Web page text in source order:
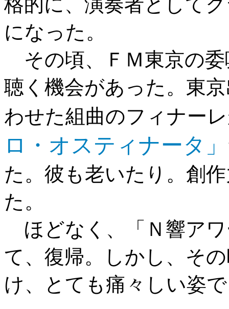
になった。
その頃、ＦＭ東京の委
聴く機会があった。東
わせた組曲のフィナー
ロ・オスティナータ」
た。彼も老いたり。創
た。
ほどなく、「Ｎ響ア
て、復帰。しかし、そ
け、とても痛々しい姿